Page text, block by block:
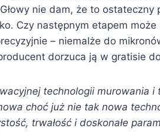
nie dam, że to ostateczny
Czy następnym etapem
– niemalże do
dorzuca ją w gratisie
technologii murowania i
choć już nie tak nowa
trwałość i doskonałe